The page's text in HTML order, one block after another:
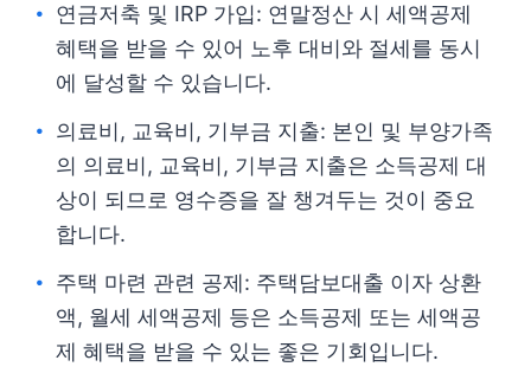
연금저축 및 IRP 가입: 연말정산 시 세액공제
혜택을 받을 수 있어 노후 대비와 절세를 동시
에 달성할 수 있습니다.
의료비, 교육비, 기부금 지출: 본인 및 부양가족
의 의료비, 교육비, 기부금 지출은 소득공제 대
상이 되므로 영수증을 잘 챙겨두는 것이 중요
합니다.
주택 마련 관련 공제: 주택담보대출 이자 상환
액, 월세 세액공제 등은 소득공제 또는 세액공
제 혜택을 받을 수 있는 좋은 기회입니다.